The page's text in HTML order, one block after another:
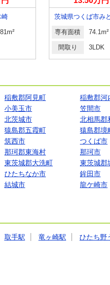
崎
専有面積 74.1m²
間取り 3LDK
稲敷郡阿見町 稲敷郡河
小美玉市 笠間市
北茨城市 北相馬郡
猿島郡五霞町 猿島郡境
筑西市 つくば市
那珂郡東海村 那珂市
東茨城郡大洗町 東茨城郡
ひたちなか市 鉾田市
結城市 龍ケ崎市
取手駅 竜ヶ崎駅 ひたち野